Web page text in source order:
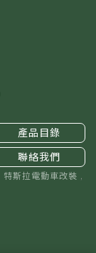
產品目錄
聯絡我們
特斯拉電動車改裝